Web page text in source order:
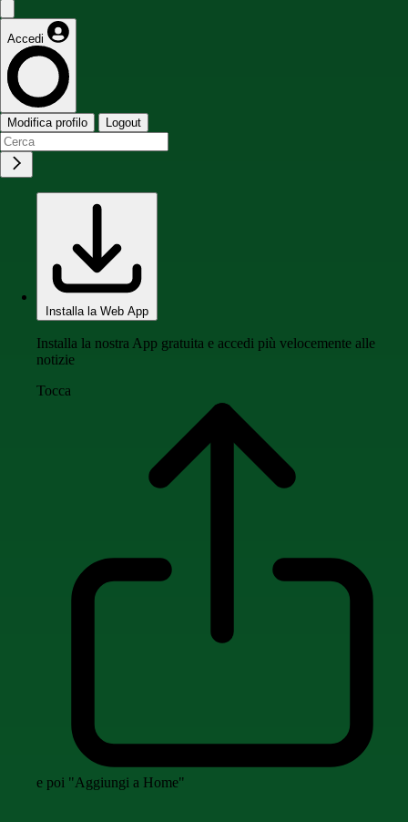
Accedi
Modifica profilo Logout
Installa la Web App
Installa la nostra App gratuita e accedi più velocemente alle
notizie
Tocca
e poi "Aggiungi a Home"